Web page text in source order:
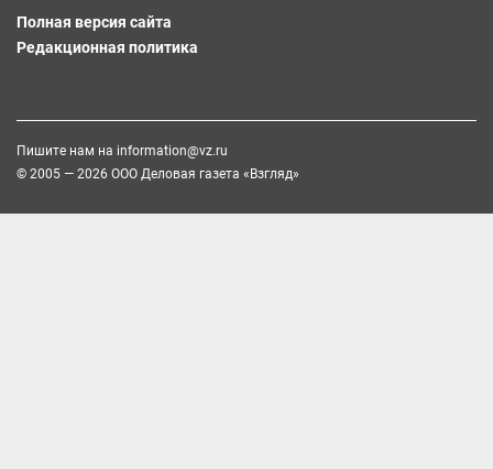
Полная версия сайта
Редакционная политика
Пишите нам на information@vz.ru
© 2005 — 2026 ООО Деловая газета «Взгляд»